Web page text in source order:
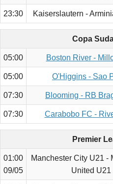
23:30 Kaiserslautern -
Copa
05:00 Boston River -
05:00 O'Higgins - Sao
07:30 Blooming - RB
07:30 Carabobo FC -
Premier
01:00
09/05
Manchester City U21 -
United U21